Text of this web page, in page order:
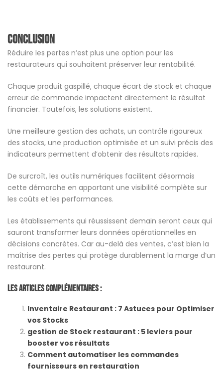
Conclusion
Réduire les pertes n’est plus une option pour les
restaurateurs qui souhaitent préserver leur rentabilité.
Chaque produit gaspillé, chaque écart de stock et chaque
erreur de commande impactent directement le résultat
financier. Toutefois, les solutions existent.
Une meilleure gestion des achats, un contrôle rigoureux
des stocks, une production optimisée et un suivi précis des
indicateurs permettent d’obtenir des résultats rapides.
De surcroît, les outils numériques facilitent désormais
cette démarche en apportant une visibilité complète sur
les coûts et les performances.
Les établissements qui réussissent demain seront ceux qui
sauront transformer leurs données opérationnelles en
décisions concrètes. Car au-delà des ventes, c’est bien la
maîtrise des pertes qui protège durablement la marge d’un
restaurant.
Les Articles Complémentaires :
Inventaire Restaurant : 7 Astuces pour Optimiser
vos Stocks
gestion de Stock restaurant : 5 leviers pour
booster vos résultats
Comment automatiser les commandes
fournisseurs en restauration